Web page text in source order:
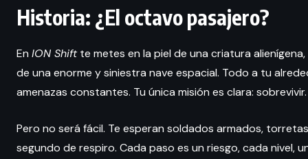
Historia: ¿El octavo pasajero?
En ION Shiftte metes en la piel de una criatura
de una enorme y siniestra nave espacial. Todo a tu
amenazas constantes. Tu única misión es clara: sobrevivir.
Pero no será fácil. Te esperan soldados armados,
segundo de respiro. Cada paso es un riesgo, cada